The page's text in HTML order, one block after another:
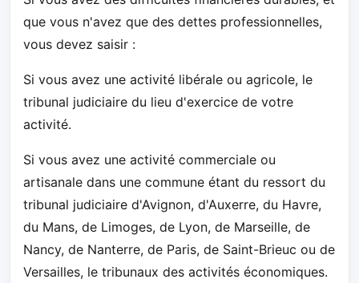
que vous n'avez que des dettes professionnelles,
vous devez saisir :
Si vous avez une activité libérale ou agricole, le
tribunal judiciaire du lieu d'exercice de votre
activité.
Si vous avez une activité commerciale ou
artisanale dans une commune étant du ressort du
tribunal judiciaire d'Avignon, d'Auxerre, du Havre,
du Mans, de Limoges, de Lyon, de Marseille, de
Nancy, de Nanterre, de Paris, de Saint-Brieuc ou de
Versailles, le tribunaux des activités économiques.